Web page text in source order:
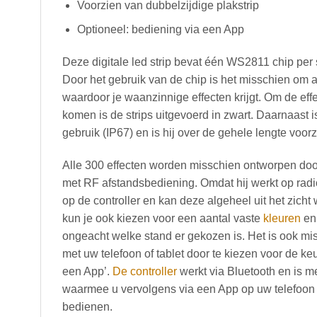
Voorzien van dubbelzijdige plakstrip
Optioneel: bediening via een App
Deze digitale led strip bevat één WS2811 chip
Door het gebruik van de chip is het misschien om
waardoor je waanzinnige effecten krijgt. Om de
komen is de strips uitgevoerd in zwart. Daarnaast
gebruik (IP67) en is hij over de gehele lengte
Alle 300 effecten worden misschien ontworpen
met RF afstandsbediening. Omdat hij werkt op
op de controller en kan deze algeheel uit het
kun je ook kiezen voor een aantal vaste kleuren
ongeacht welke stand er gekozen is. Het is ook
met uw telefoon of tablet door te kiezen voor de
een App’. De controller werkt via Bluetooth en is
waarmee u vervolgens via een App op uw
bedienen.